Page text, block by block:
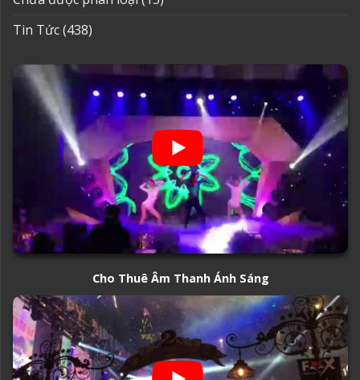
Tin Tức(438)
Cho Thuê Âm Thanh Ánh Sáng